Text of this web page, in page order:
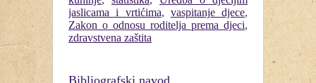
jaslicama i vrtićima, vaspitanje djece,
Zakon o odnosu roditelja prema djeci,
zdravstvena zaštita